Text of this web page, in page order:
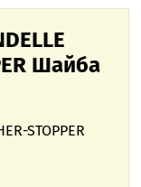
Шайба
STOPPER